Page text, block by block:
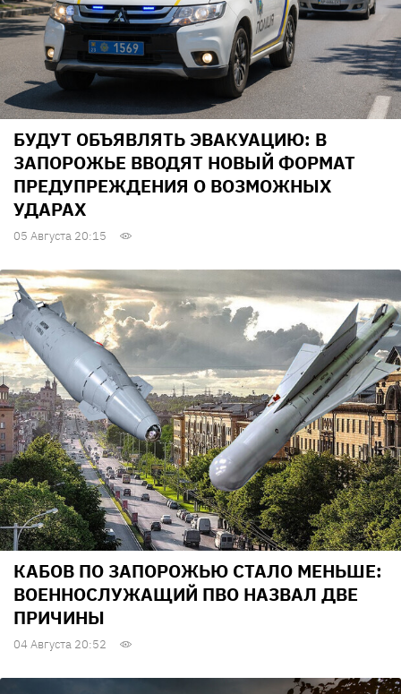
БУДУТ ОБЪЯВЛЯТЬ ЭВАКУАЦИЮ: В
ЗАПОРОЖЬЕ ВВОДЯТ НОВЫЙ ФОРМАТ
ПРЕДУПРЕЖДЕНИЯ О ВОЗМОЖНЫХ
УДАРАХ
05 Августа 20:15
КАБОВ ПО ЗАПОРОЖЬЮ СТАЛО МЕНЬШЕ:
ВОЕННОСЛУЖАЩИЙ ПВО НАЗВАЛ ДВЕ
ПРИЧИНЫ
04 Августа 20:52